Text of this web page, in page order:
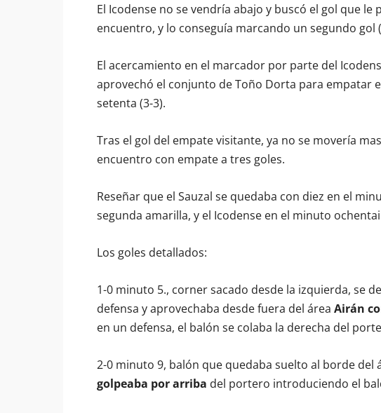
El Icodense no se vendría abajo y buscó el gol que
encuentro, y lo conseguía marcando un segundo gol
El acercamiento en el marcador por parte del
aprovechó el conjunto de Toño Dorta para empatar
setenta (3-3).
Tras el gol del empate visitante, ya no se movería
encuentro con empate a tres goles.
Reseñar que el Sauzal se quedaba con diez en el
segunda amarilla, y el Icodense en el minuto
Los goles detallados:
1-0 minuto 5., corner sacado desde la izquierda, se
defensa y aprovechaba desde fuera del área Airán
en un defensa, el balón se colaba la derecha del
2-0 minuto 9, balón que quedaba suelto al borde del
golpeaba por arriba del portero introduciendo el